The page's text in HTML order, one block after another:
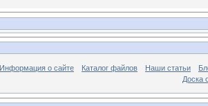
Информация о сайте Каталог файлов Наши статьи
Доска